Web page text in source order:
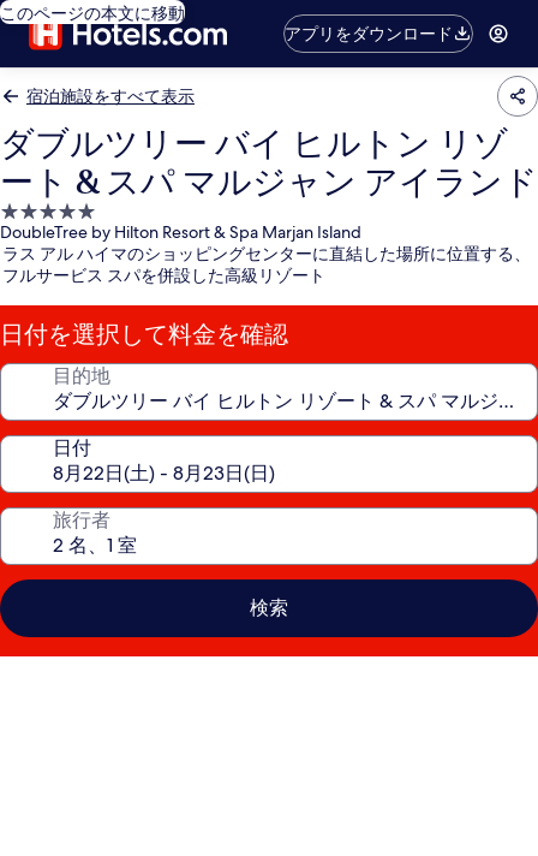
このページの本文に移動
アプリをダウンロード
宿泊施設をすべて表示
ダブルツリー バイ ヒルトン リゾ
ート & スパ マルジャン アイランド
5.0
つ
星
宿
泊
施
設
DoubleTree by Hilton Resort & Spa Marjan Island
ラス アル ハイマのショッピングセンターに直結した場所に位置する、
フルサービス スパを併設した高級リゾート
日付を選択して料金を確認
目的地
日付
旅行者
検索